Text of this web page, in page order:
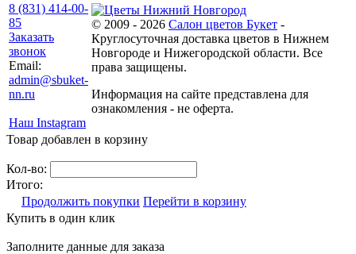
8 (831) 414-00-
85
Заказать
звонок
Email:
admin@sbuket-
nn.ru
Наш Instagram
© 2009 - 2026 Салон цветов Букет -
Круглосуточная доставка цветов в Нижнем
Новгороде и Нижегородской области. Все
права защищены.
Информация на сайте представлена для
ознакомления - не оферта.
Товар добавлен в корзину
Кол-во:
Итого:
Продолжить покупки Перейти в корзину
Купить в один клик
Заполните данные для заказа